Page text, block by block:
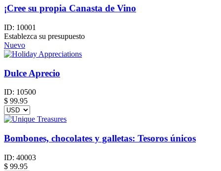
¡Cree su propia Canasta de Vino
ID: 10001
Establezca su presupuesto
Nuevo
Dulce Aprecio
ID: 10500
$ 99.95
Bombones, chocolates y galletas: Tesoros únicos
ID: 40003
$ 99.95